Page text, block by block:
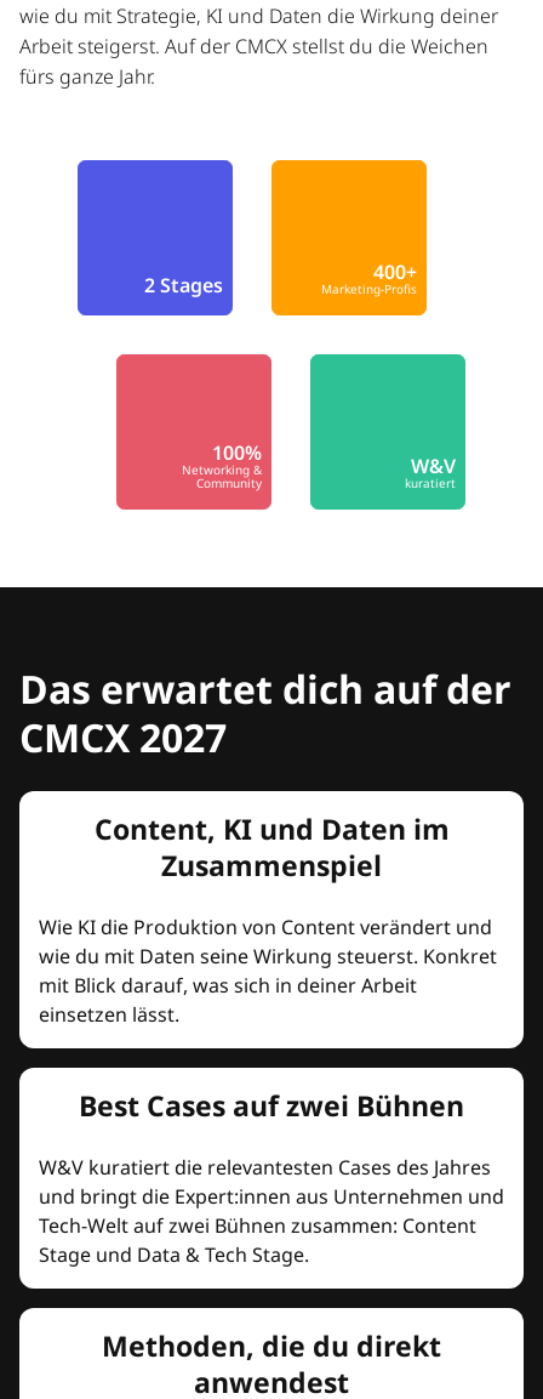
wie du mit Strategie, KI und Daten die Wirkung deiner
Arbeit steigerst. Auf der CMCX stellst du die Weichen
fürs ganze Jahr.
2 Stages 400+
Marketing-Profis
100%
Networking &
Community
W&V
kuratiert
Das erwartet dich auf der
CMCX 2027
Content, KI und Daten im
Zusammenspiel
Wie KI die Produktion von Content verändert und
wie du mit Daten seine Wirkung steuerst. Konkret
mit Blick darauf, was sich in deiner Arbeit
einsetzen lässt.
Best Cases auf zwei Bühnen
W&V kuratiert die relevantesten Cases des Jahres
und bringt die Expert:innen aus Unternehmen und
Tech-Welt auf zwei Bühnen zusammen: Content
Stage und Data & Tech Stage.
Methoden, die du direkt
anwendest